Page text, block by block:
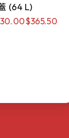
(64 L)
$365.50